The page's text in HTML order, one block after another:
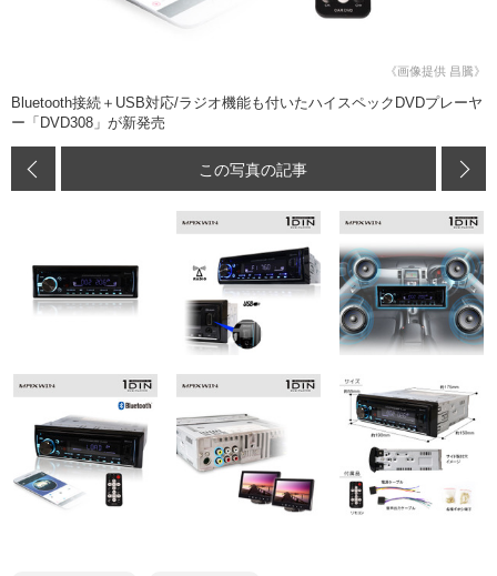
《画像提供 昌騰》
Bluetooth接続＋USB対応/ラジオ機能も付いたハイスペックDVDプレーヤ
ー「DVD308」が新発売
この写真の記事